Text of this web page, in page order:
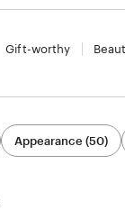
Gift-worthy
Appearance (50)